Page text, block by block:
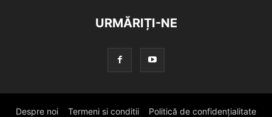
URMĂRIȚI-NE
Despre noi Termeni si conditii Politică de confidențialitate